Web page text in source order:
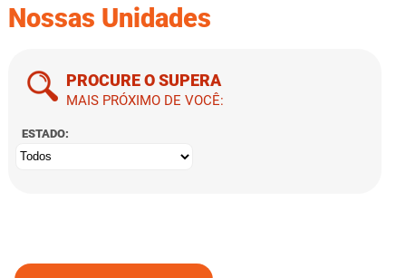
Nossas Unidades
PROCURE O SUPERA
MAIS PRÓXIMO DE VOCÊ:
ESTADO: